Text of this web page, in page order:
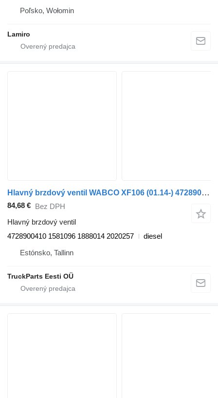
Poľsko, Wołomin
Lamiro
Hlavný brzdový ventil WABCO XF106 (01.14-) 4728900410 na ťahača DAF XF106 (2014-)
84,68 € Bez DPH
Hlavný brzdový ventil
4728900410 1581096 1888014 2020257
diesel
Estónsko, Tallinn
TruckParts Eesti OÜ